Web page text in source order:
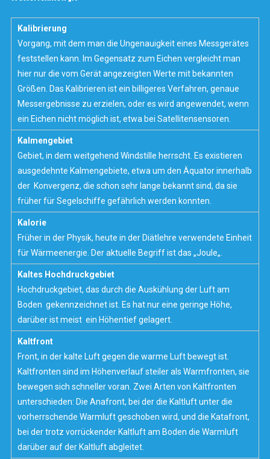
Kalibrierung
Vorgang, mit dem man die Ungenauigkeit eines Messgerätes
feststellen kann. Im Gegensatz zum Eichen vergleicht man
hier nur die vom Gerät angezeigten Werte mit bekannten
Größen. Das Kalibrieren ist ein billigeres Verfahren, genaue
Messergebnisse zu erzielen, oder es wird angewendet, wenn
ein Eichen nicht möglich ist, etwa bei Satellitensensoren.
Kalmengebiet
Gebiet, in dem weitgehend Windstille herrscht. Es existieren
ausgedehnte Kalmengebiete, etwa um den Äquator innerhalb
der Konvergenz, die schon sehr lange bekannt sind, da sie
früher für Segelschiffe gefährlich werden konnten.
Kalorie
Früher in der Physik, heute in der Diätlehre verwendete Einheit
für Wärmeenergie. Der aktuelle Begriff ist das „Joule„.
Kaltes Hochdruckgebiet
Hochdruckgebiet, das durch die Auskühlung der Luft am
Boden gekennzeichnet ist. Es hat nur eine geringe Höhe,
darüber ist meist ein Höhentief gelagert.
Kaltfront
Front, in der kalte Luft gegen die warme Luft bewegt ist.
Kaltfronten sind im Höhenverlauf steiler als Warmfronten, sie
bewegen sich schneller voran. Zwei Arten von Kaltfronten
unterschieden: Die Anafront, bei der die Kaltluft unter die
vorherrschende Warmluft geschoben wird, und die Katafront,
bei der trotz vorrückender Kaltluft am Boden die Warmluft
darüber auf der Kaltluft abgleitet.